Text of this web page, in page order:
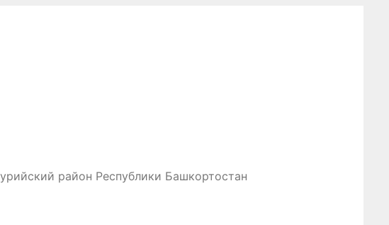
район Республики Башкортостан